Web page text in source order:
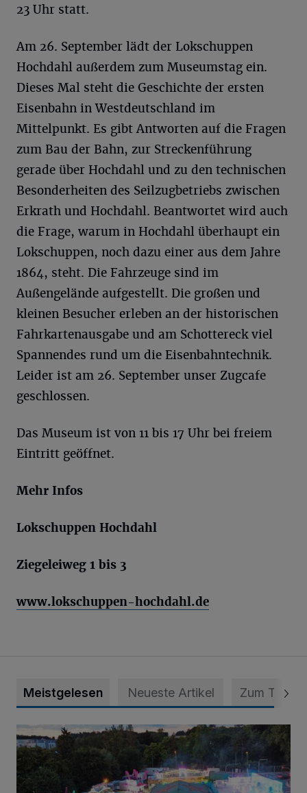
23 Uhr statt.
Am 26. September lädt der Lokschuppen
Hochdahl außerdem zum Museumstag ein.
Dieses Mal steht die Geschichte der ersten
Eisenbahn in Westdeutschland im
Mittelpunkt. Es gibt Antworten auf die Fragen
zum Bau der Bahn, zur Streckenführung
gerade über Hochdahl und zu den technischen
Besonderheiten des Seilzugbetriebs zwischen
Erkrath und Hochdahl. Beantwortet wird auch
die Frage, warum in Hochdahl überhaupt ein
Lokschuppen, noch dazu einer aus dem Jahre
1864, steht. Die Fahrzeuge sind im
Außengelände aufgestellt. Die großen und
kleinen Besucher erleben an der historischen
Fahrkartenausgabe und am Schottereck viel
Spannendes rund um die Eisenbahntechnik.
Leider ist am 26. September unser Zugcafe
geschlossen.
Das Museum ist von 11 bis 17 Uhr bei freiem
Eintritt geöffnet.
Mehr Infos
Lokschuppen Hochdahl
Ziegeleiweg 1 bis 3
www.lokschuppen-hochdahl.de
Meistgelesen Neueste Artikel Zum Thema
Vier Tage mit vollem Programm